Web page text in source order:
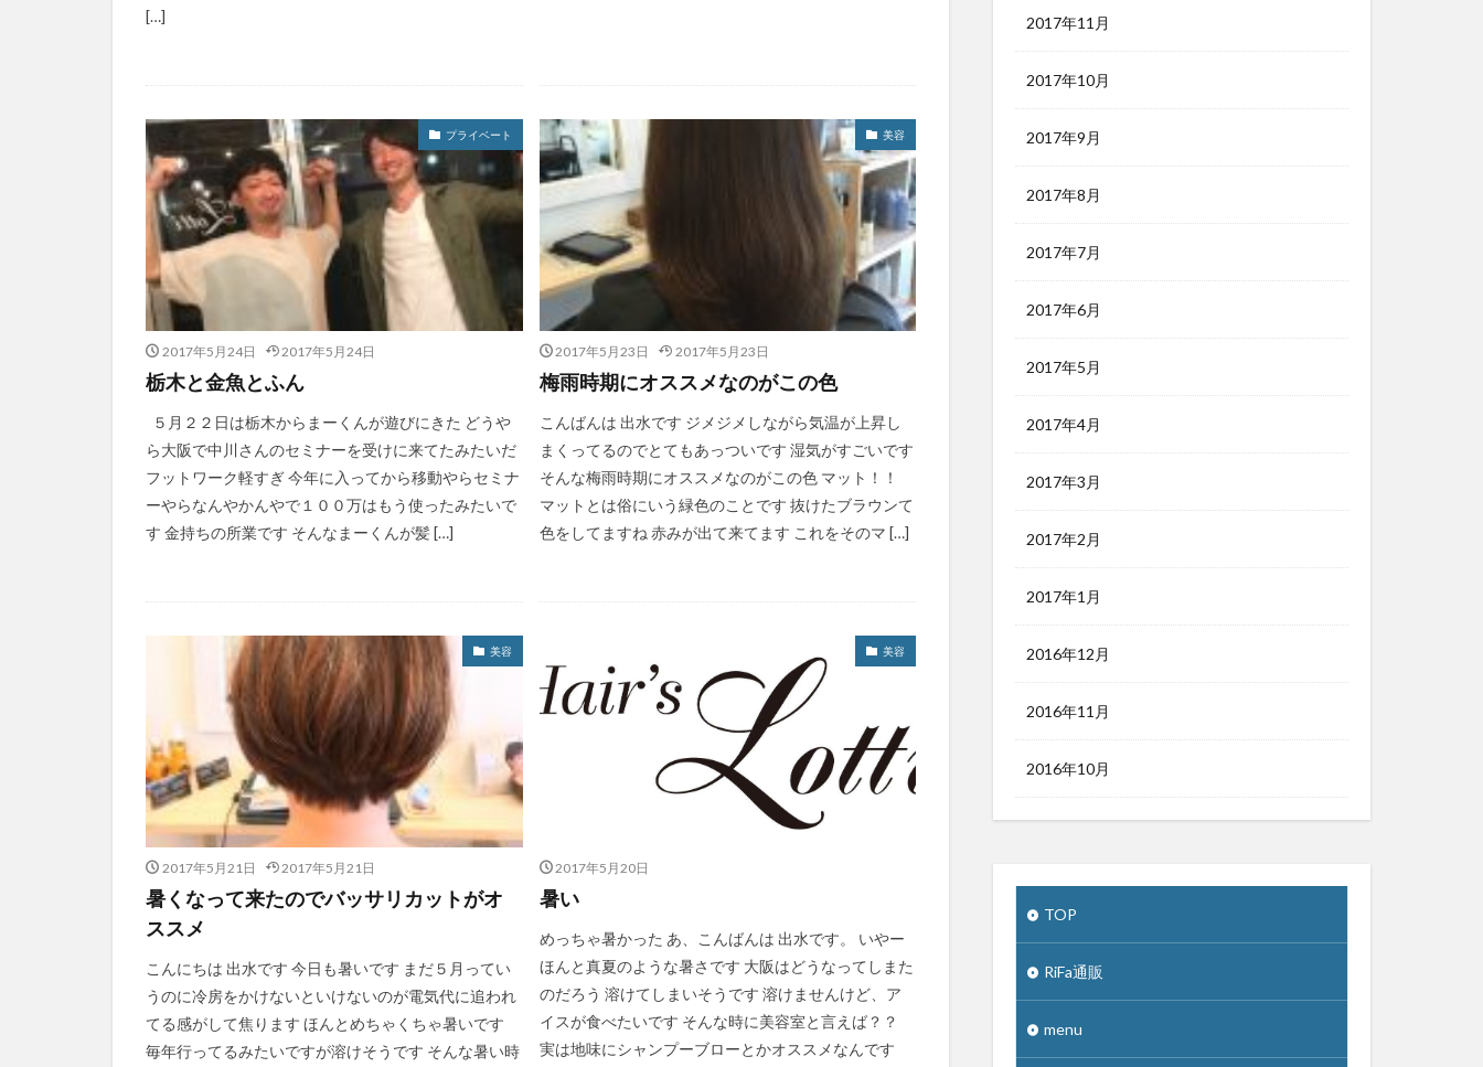
[…]
プライベート
2017年5月24日 2017年5月24日
栃木と金魚とふん
５月２２日は栃木からまーくんが遊びにきた どうや
ら大阪で中川さんのセミナーを受けに来てたみたいだ
フットワーク軽すぎ 今年に入ってから移動やらセミナ
ーやらなんやかんやで１００万はもう使ったみたいで
す 金持ちの所業です そんなまーくんが髪 […]
美容
2017年5月23日 2017年5月23日
梅雨時期にオススメなのがこの色
こんばんは 出水です ジメジメしながら気温が上昇し
まくってるのでとてもあっついです 湿気がすごいです
そんな梅雨時期にオススメなのがこの色 マット！！
マットとは俗にいう緑色のことです 抜けたブラウンて
色をしてますね 赤みが出て来てます これをそのマ […]
美容
2017年5月21日 2017年5月21日
暑くなって来たのでバッサリカットがオ
ススメ
こんにちは 出水です 今日も暑いです まだ５月ってい
うのに冷房をかけないといけないのが電気代に追われ
てる感がして焦ります ほんとめちゃくちゃ暑いです
毎年行ってるみたいですが溶けそうです そんな暑い時
美容
2017年5月20日
暑い
めっちゃ暑かった あ、こんばんは 出水です。 いやー
ほんと真夏のような暑さです 大阪はどうなってしまた
のだろう 溶けてしまいそうです 溶けませんけど、ア
イスが食べたいです そんな時に美容室と言えば？？
実は地味にシャンプーブローとかオススメなんです
2017年11月
2017年10月
2017年9月
2017年8月
2017年7月
2017年6月
2017年5月
2017年4月
2017年3月
2017年2月
2017年1月
2016年12月
2016年11月
2016年10月
TOP
RiFa通販
menu